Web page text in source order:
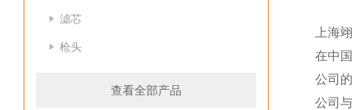
滤芯
枪头
查看全部产品
上海
在中
公司
公司